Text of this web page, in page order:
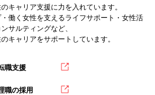
キャリア支援に力を入れています。
働く女性を支えるライフサポート・女性活
サルティングなど、
キャリアをサポートしています。
職支援
職の採用